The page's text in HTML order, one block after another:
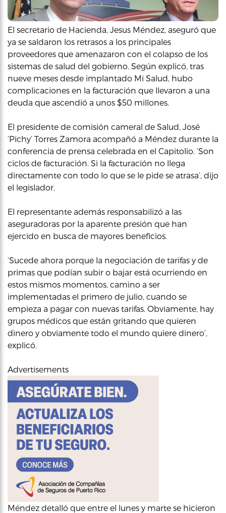
El secretario de Hacienda, Jesus Méndez, aseguró que
ya se saldaron los retrasos a los principales
proveedores que amenazaron con el colapso de los
sistemas de salud del gobierno. Según explicó, tras
nueve meses desde implantado Mi Salud, hubo
complicaciones en la facturación que llevaron a una
deuda que ascendió a unos $50 millones.
El presidente de comisión cameral de Salud, José
‘Pichy’ Torres Zamora acompañó a Méndez durante la
conferencia de prensa celebrada en el Capitolio. ‘Son
ciclos de facturación. Si la facturación no llega
directamente con todo lo que se le pide se atrasa’, dijo
el legislador.
El representante además responsabilizó a las
aseguradoras por la aparente presión que han
ejercido en busca de mayores beneficios.
‘Sucede ahora porque la negociación de tarifas y de
primas que podían subir o bajar está ocurriendo en
estos mismos momentos, camino a ser
implementadas el primero de julio, cuando se
empieza a pagar con nuevas tarifas. Obviamente, hay
grupos médicos que están gritando que quieren
dinero y obviamente todo el mundo quiere dinero’,
explicó.
Advertisements
Méndez detalló que entre el lunes y marte se hicieron